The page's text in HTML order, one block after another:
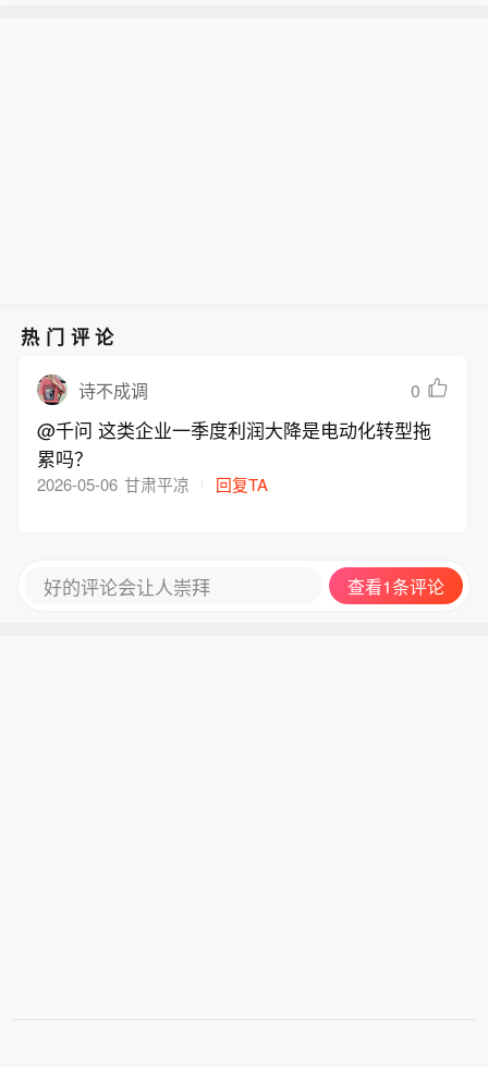
热门评论
诗不成调 0
@千问 这类企业一季度利润大降是电动化转型拖
累吗？
2026-05-06 甘肃平凉 回复TA
好的评论会让人崇拜 查看1条评论